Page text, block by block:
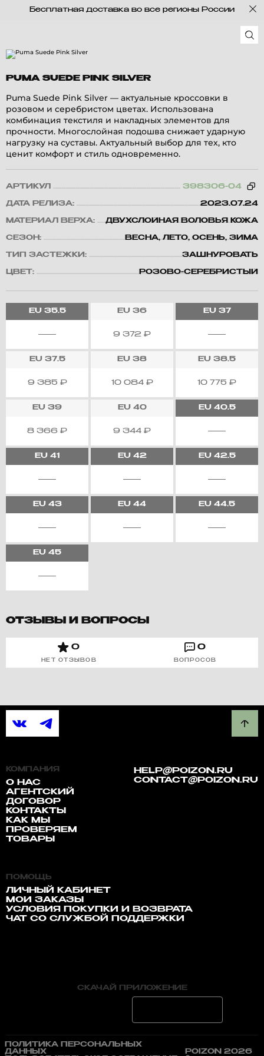
Бесплатная доставка во все регионы России
PUMA SUEDE PINK SILVER
Puma Suede Pink Silver — актуальные кроссовки в
розовом и серебристом цветах. Использована
комбинация текстиля и накладных элементов для
прочности. Многослойная подошва снижает ударную
нагрузку на суставы. Актуальный выбор для тех, кто
ценит комфорт и стиль одновременно.
АРТИКУЛ 398306-04
ДАТА РЕЛИЗА: 2023.07.24
МАТЕРИАЛ ВЕРХА: ДВУХСЛОЙНАЯ ВОЛОВЬЯ КОЖА
СЕЗОН: ВЕСНА, ЛЕТО, ОСЕНЬ, ЗИМА
ТИП ЗАСТЕЖКИ: ЗАШНУРОВАТЬ
ЦВЕТ: РОЗОВО-СЕРЕБРИСТЫЙ
EU35.5 EU 36
9 372 ₽
EU37
EU37.5
9 385 ₽
EU 38
10 084 ₽
EU 38.5
10 775 ₽
EU 39
8 366 ₽
EU40
9 344 ₽
EU40.5
EU 41 EU42 EU42.5
EU43 EU 44 EU 44.5
EU 45
ОТЗЫВЫ И ВОПРОСЫ
0
НЕТ ОТЗЫВОВ
0
ВОПРОСОВ
КОМПАНИЯ
О НАС
АГЕНТСКИЙ
ДОГОВОР
КОНТАКТЫ
КАК МЫ
ПРОВЕРЯЕМ
ТОВАРЫ
HELP@POIZON.RU
CONTACT@POIZON.RU
ПОМОЩЬ
ЛИЧНЫЙ КАБИНЕТ
МОИ ЗАКАЗЫ
УСЛОВИЯ ПОКУПКИ И ВОЗВРАТА
ЧАТ СО СЛУЖБОЙ ПОДДЕРЖКИ
СКАЧАЙ ПРИЛОЖЕНИЕ
ПОЛИТИКА ПЕРСОНАЛЬНЫХ
ДАННЫХ
POIZON 2026